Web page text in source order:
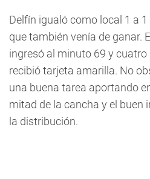
Delfín igualó como local 1 a
que también venía de ganar.
ingresó al minuto 69 y
recibió tarjeta amarilla. No
una buena tarea aportando
mitad de la cancha y el buen
la distribución.